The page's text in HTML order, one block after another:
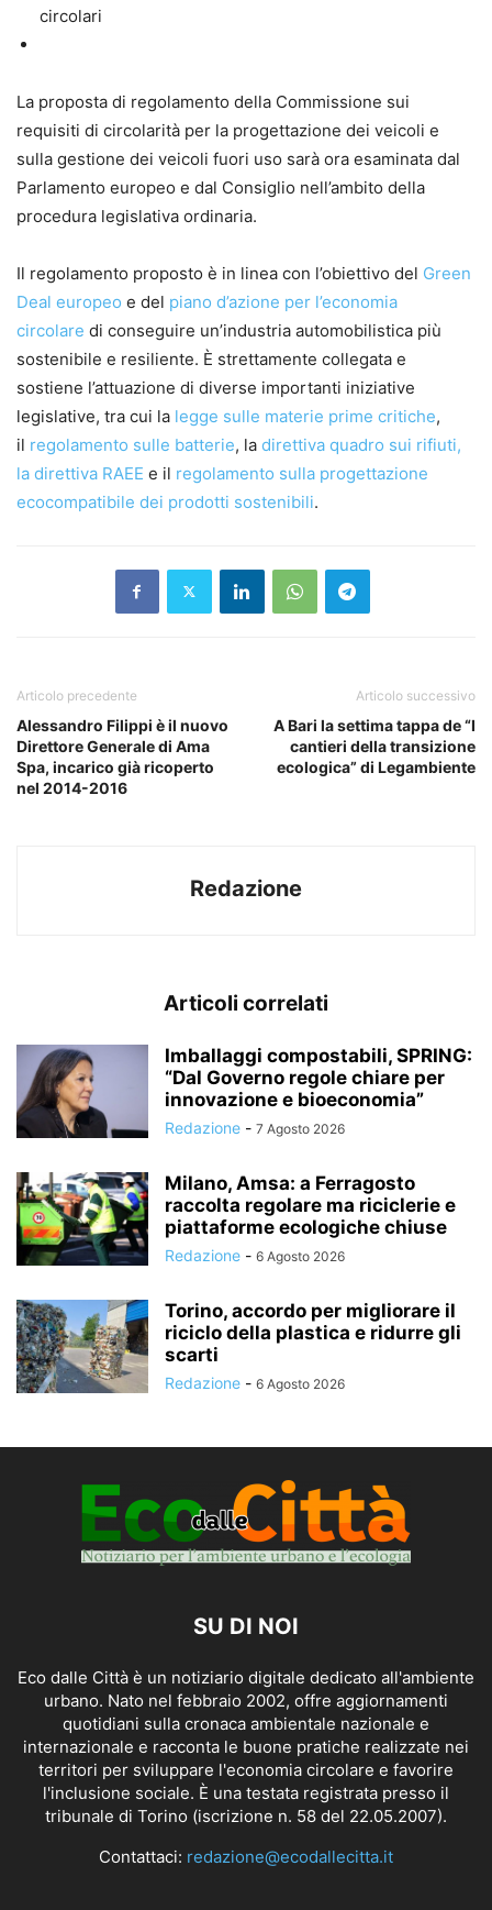
circolari
La proposta di regolamento della Commissione sui
requisiti di circolarità per la progettazione dei veicoli e
sulla gestione dei veicoli fuori uso sarà ora esaminata dal
Parlamento europeo e dal Consiglio nell’ambito della
procedura legislativa ordinaria.
Il regolamento proposto è in linea con l’obiettivo del Green
Deal europeo e del piano d’azione per l’economia
circolare di conseguire un’industria automobilistica più
sostenibile e resiliente. È strettamente collegata e
sostiene l’attuazione di diverse importanti iniziative
legislative, tra cui la legge sulle materie prime critiche,
il regolamento sulle batterie, la direttiva quadro sui rifiuti,
la direttiva RAEE e il regolamento sulla progettazione
ecocompatibile dei prodotti sostenibili.
Articolo precedente
Alessandro Filippi è il nuovo
Direttore Generale di Ama
Spa, incarico già ricoperto
nel 2014-2016
Articolo successivo
A Bari la settima tappa de “I
cantieri della transizione
ecologica” di Legambiente
Redazione
Articoli correlati
Imballaggi compostabili, SPRING:
“Dal Governo regole chiare per
innovazione e bioeconomia”
Redazione - 7 Agosto 2026
Milano, Amsa: a Ferragosto
raccolta regolare ma riciclerie e
piattaforme ecologiche chiuse
Redazione - 6 Agosto 2026
Torino, accordo per migliorare il
riciclo della plastica e ridurre gli
scarti
Redazione - 6 Agosto 2026
SU DI NOI
Eco dalle Città è un notiziario digitale dedicato all'ambiente
urbano. Nato nel febbraio 2002, offre aggiornamenti
quotidiani sulla cronaca ambientale nazionale e
internazionale e racconta le buone pratiche realizzate nei
territori per sviluppare l'economia circolare e favorire
l'inclusione sociale. È una testata registrata presso il
tribunale di Torino (iscrizione n. 58 del 22.05.2007).
Contattaci: redazione@ecodallecitta.it